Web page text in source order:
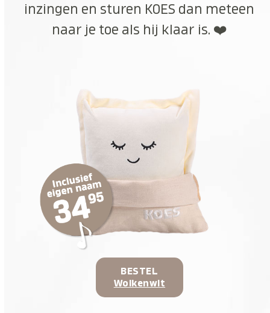
inzingen en sturen KOES dan meteen
naar je toe als hij klaar is. ❤️
BESTEL
Wolkenwit